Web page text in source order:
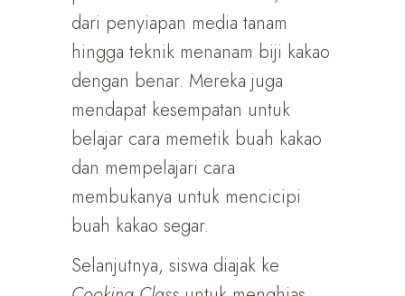
dari penyiapan media tanam
hingga teknik menanam biji kakao
dengan benar. Mereka juga
mendapat kesempatan untuk
belajar cara memetik buah kakao
dan mempelajari cara
membukanya untuk mencicipi
buah kakao segar.
Selanjutnya, siswa diajak ke